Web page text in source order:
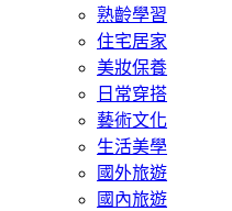
熟齡學習
住宅居家
美妝保養
日常穿搭
藝術文化
生活美學
國外旅遊
國內旅遊